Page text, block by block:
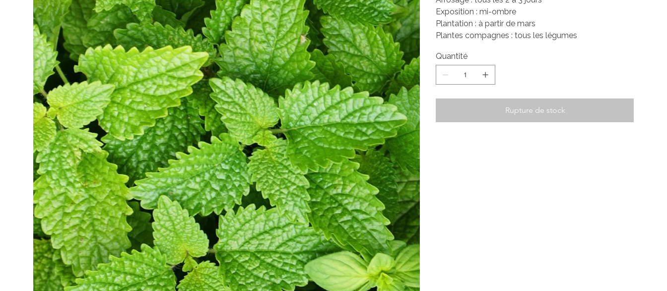
Exposition : mi-ombre
Plantation : à partir de mars
Plantes compagnes : tous les légumes
Quantité
Rupture de stock